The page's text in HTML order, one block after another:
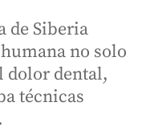
de Siberia
no solo
dolor dental,
técnicas